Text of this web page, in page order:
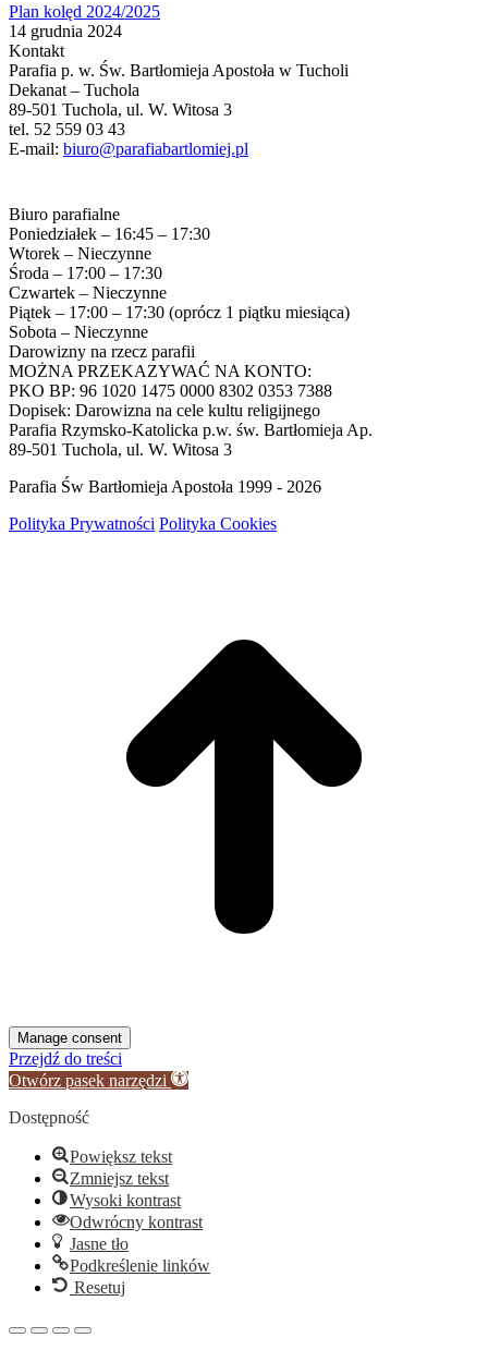
Plan kolęd 2024/2025
14 grudnia 2024
Kontakt
Parafia p. w. Św. Bartłomieja Apostoła w Tucholi
Dekanat – Tuchola
89-501 Tuchola, ul. W. Witosa 3
tel. 52 559 03 43
E-mail: biuro@parafiabartlomiej.pl
Biuro parafialne
Poniedziałek – 16:45 – 17:30
Wtorek – Nieczynne
Środa – 17:00 – 17:30
Czwartek – Nieczynne
Piątek – 17:00 – 17:30 (oprócz 1 piątku miesiąca)
Sobota – Nieczynne
Darowizny na rzecz parafii
MOŻNA PRZEKAZYWAĆ NA KONTO:
PKO BP: 96 1020 1475 0000 8302 0353 7388
Dopisek: Darowizna na cele kultu religijnego
Parafia Rzymsko-Katolicka p.w. św. Bartłomieja Ap.
89-501 Tuchola, ul. W. Witosa 3
Parafia Św Bartłomieja Apostoła 1999 - 2026
Polityka Prywatności Polityka Cookies
Manage consent
Przejdź do treści
Otwórz pasek narzędzi
Dostępność
Powiększ tekst
Zmniejsz tekst
Wysoki kontrast
Odwrócny kontrast
Jasne tło
Podkreślenie linków
Resetuj